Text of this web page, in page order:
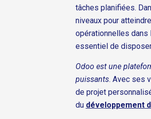
tâches planifiées.
niveaux pour
opérationnelles dans
essentiel de
Odoo est une
puissants. Avec ses
de projet
du développement